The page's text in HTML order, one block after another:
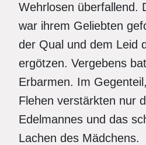
Wehrlosen überfallend.
war ihrem Geliebten
der Qual und dem Leid
ergötzen. Vergebens
Erbarmen. Im
Flehen verstärkten nur
Edelmannes und das
Lachen des Mädchens.